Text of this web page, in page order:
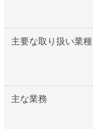
主要な取り扱い業種
主な業務